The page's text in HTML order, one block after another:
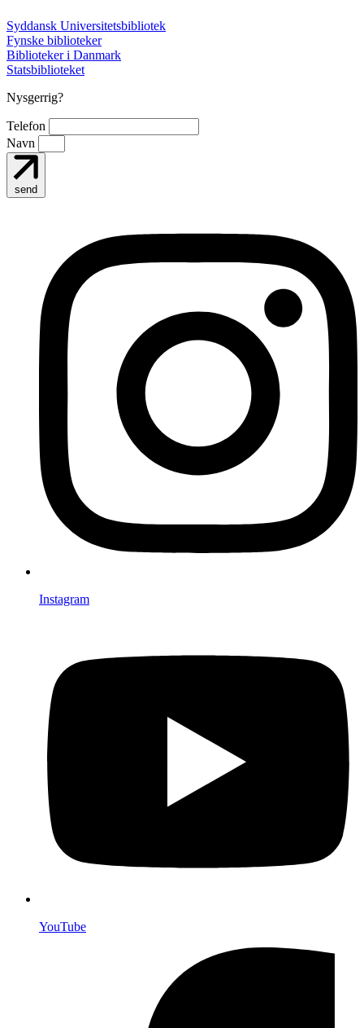
Syddansk Universitetsbibliotek
Fynske biblioteker
Biblioteker i Danmark
Statsbiblioteket
Nysgerrig?
Telefon
Navn
send
Instagram
YouTube